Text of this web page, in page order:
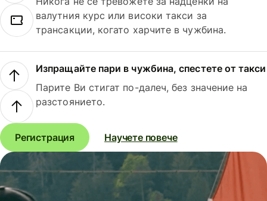
валутния курс или високи такси за
трансакции, когато харчите в чужбина.
Изпращайте пари в чужбина, спестете от такси
Парите Ви стигат по-далеч, без значение на
разстоянието.
Регистрация Научете повече